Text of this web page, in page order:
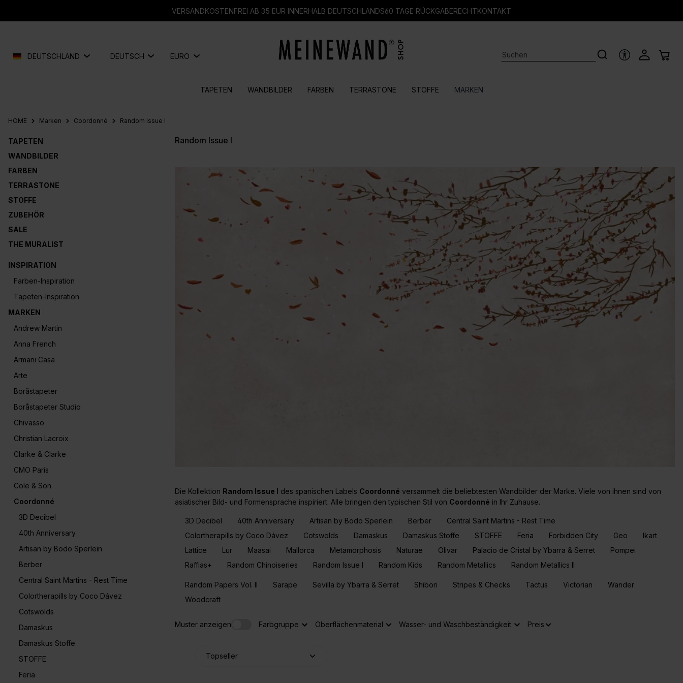
VERSANDKOSTENFREI AB 35 EUR INNERHALB DEUTSCHLANDS60 TAGE RÜCKGABERECHTKONTAKT
DEUTSCHLAND DEUTSCH EURO HILFSTOOLS
TAPETEN WANDBILDER FARBEN TERRASTONE STOFFE MARKEN
HOME Marken Coordonné Random Issue I
TAPETEN
WANDBILDER
FARBEN
TERRASTONE
STOFFE
ZUBEHÖR
SALE
THE MURALIST
INSPIRATION
Farben-Inspiration
Tapeten-Inspiration
MARKEN
Andrew Martin
Anna French
Armani Casa
Arte
Boråstapeter
Boråstapeter Studio
Chivasso
Christian Lacroix
Clarke & Clarke
CMO Paris
Cole & Son
Coordonné
3D Decibel
40th Anniversary
Artisan by Bodo Sperlein
Berber
Central Saint Martins - Rest Time
Colortherapills by Coco Dávez
Cotswolds
Damaskus
Damaskus Stoffe
STOFFE
Feria
Random Issue I
Die Kollektion Random Issue I des spanischen Labels Coordonné versammelt die beliebtesten Wandbilder der Marke. Viele von ihnen sind von
asiatischer Bild- und Formensprache inspiriert. Alle bringen den typischen Stil von Coordonné in Ihr Zuhause.
3D Decibel 40th Anniversary Artisan by Bodo Sperlein Berber
Central Saint Martins - Rest Time
Colortherapills by Coco Dávez
Cotswolds Damaskus Damaskus Stoffe STOFFE Feria Forbidden City Geo
Ikart
Lattice
Lur Maasai Mallorca Metamorphosis Naturae Olivar Palacio de Cristal by Ybarra & Serret
Pompei
Raffias+
Random Chinoiseries Random Issue I Random Kids Random Metallics Random Metallics II
Random Papers Vol. II Sarape Sevilla by Ybarra & Serret Shibori Stripes & Checks Tactus Victorian
Wander
Woodcraft
Muster anzeigen Farbgruppe Oberflächenmaterial Wasser- und Waschbeständigkeit Preis